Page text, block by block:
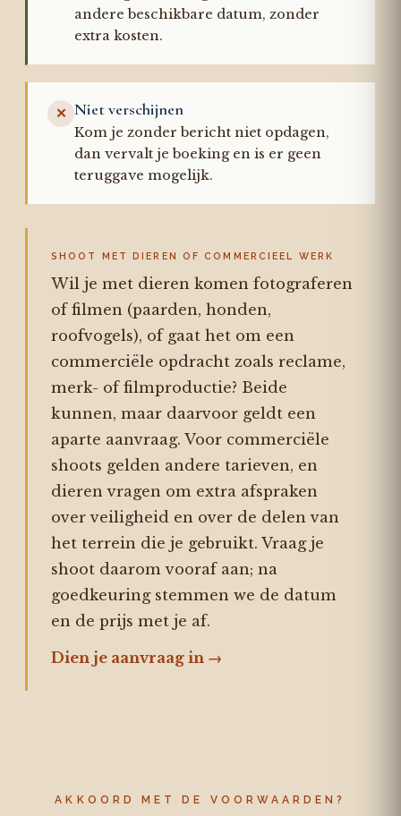
andere beschikbare datum, zonder
extra kosten.
✕ Niet verschijnen
Kom je zonder bericht niet opdagen,
dan vervalt je boeking en is er geen
teruggave mogelijk.
SHOOT MET DIEREN OF COMMERCIEEL WERK
Wil je met dieren komen fotograferen
of filmen (paarden, honden,
roofvogels), of gaat het om een
commerciële opdracht zoals reclame,
merk- of filmproductie? Beide
kunnen, maar daarvoor geldt een
aparte aanvraag. Voor commerciële
shoots gelden andere tarieven, en
dieren vragen om extra afspraken
over veiligheid en over de delen van
het terrein die je gebruikt. Vraag je
shoot daarom vooraf aan; na
goedkeuring stemmen we de datum
en de prijs met je af.
Dien je aanvraag in →
AKKOORD MET DE VOORWAARDEN?